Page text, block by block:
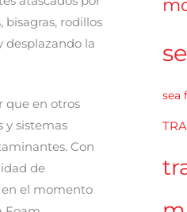
bisagras, rodillos
desplazando la
que en otros
y sistemas
Con
de
en el momento
sea